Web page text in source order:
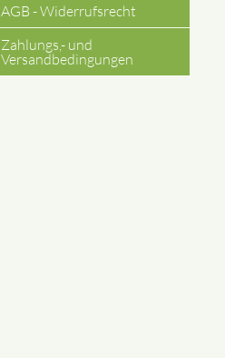
AGB - Widerrufsrecht
Zahlungs,- und
Versandbedingungen